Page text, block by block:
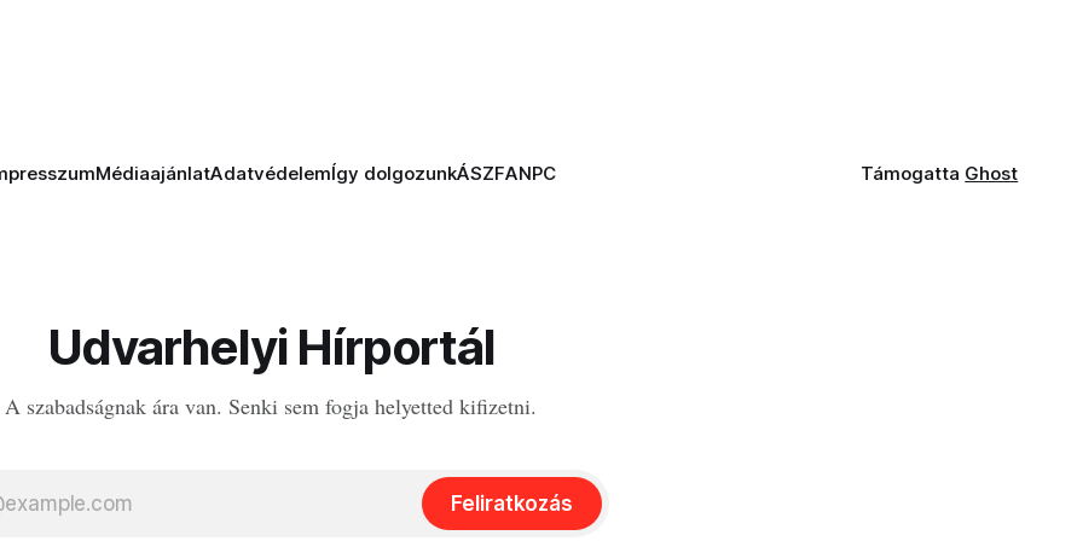
MédiaajánlatAdatvédelemÍgy dolgozunkÁSZFANPC Támogatta Ghost
Udvarhelyi Hírportál
A szabadságnak ára van. Senki sem fogja helyetted kifizetni.
Feliratkozás